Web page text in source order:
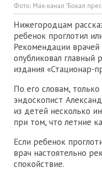
Фото: Max-канал "Бокал
Нижегородцам
ребенок проглотил
Рекомендации
опубликовал главный
издания «Стационар-
По его словам,
эндоскопист
из детей несколько
при том, что летние
Если ребенок
врач настоятельно
спокойствие.